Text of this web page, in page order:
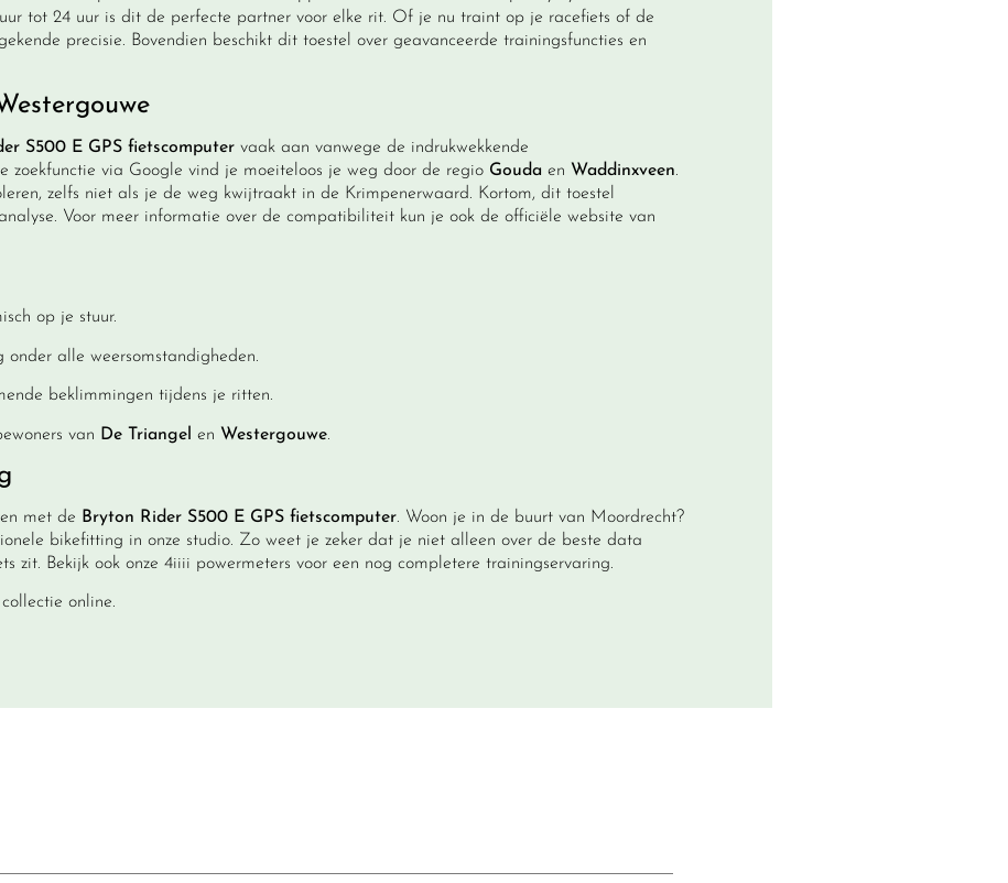
tot 24 uur is dit de perfecte partner voor elke rit. Of je nu traint op je racefiets of de
precisie. Bovendien beschikt dit toestel over geavanceerde trainingsfuncties en
S500 E GPS fietscomputer vaak aan vanwege de indrukwekkende
zoekfunctie via Google vind je moeiteloos je weg door de regio Gouda en Waddinxveen.
zelfs niet als je de weg kwijtraakt in de Krimpenerwaard. Kortom, dit toestel
Voor meer informatie over de compatibiliteit kun je ook de officiële website van
op je stuur.
onder alle weersomstandigheden.
beklimmingen tijdens je ritten.
van De Triangel en Westergouwe.
met de Bryton Rider S500 E GPS fietscomputer. Woon je in de buurt van Moordrecht?
bikefitting in onze studio. Zo weet je zeker dat je niet alleen over de beste data
zit. Bekijk ook onze 4iiii powermeters voor een nog completere trainingservaring.
collectie online.